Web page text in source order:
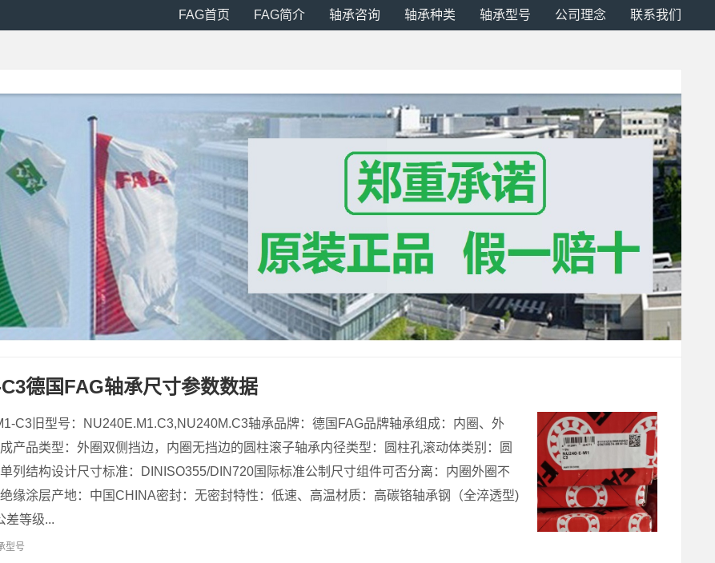
FAG首页 FAG简介 轴承咨询 轴承种类 轴承型号 公司理念 联系我们
德国FAG轴承尺寸参数数据
C3旧型号：NU240E.M1.C3,NU240M.C3轴承品牌：德国FAG品牌轴承组成：内圈、外
产品类型：外圈双侧挡边，内圈无挡边的圆柱滚子轴承内径类型：圆柱孔滚动体类别：圆
列结构设计尺寸标准：DINISO355/DIN720国际标准公制尺寸组件可否分离：内圈外圈不
缘涂层产地：中国CHINA密封：无密封特性：低速、高温材质：高碳铬轴承钢（全淬透型)
差等级...
型号